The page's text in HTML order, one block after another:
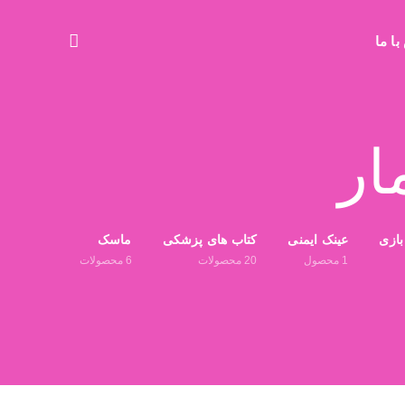
ما
عینک ایمنی
1 محصول
کتاب های پزشکی
20 محصولات
ماسک
6 محصولات